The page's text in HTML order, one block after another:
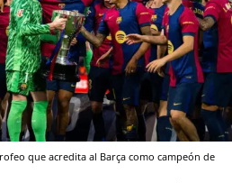
que acredita al Barça como campeón de